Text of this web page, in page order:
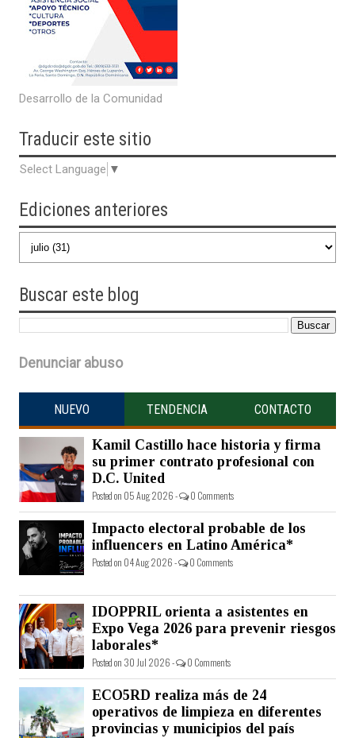
Desarrollo de la Comunidad
Traducir este sitio
Select Language ▼
Ediciones anteriores
Buscar este blog
Denunciar abuso
NUEVO TENDENCIA CONTACTO
Kamil Castillo hace historia y firma
su primer contrato profesional con
D.C. United
Posted on 05 Aug 2026 - 0 Comments
Impacto electoral probable de los
influencers en Latino América*
Posted on 04 Aug 2026 - 0 Comments
IDOPPRIL orienta a asistentes en
Expo Vega 2026 para prevenir riesgos
laborales*
Posted on 30 Jul 2026 - 0 Comments
ECO5RD realiza más de 24
operativos de limpieza en diferentes
provincias y municipios del país